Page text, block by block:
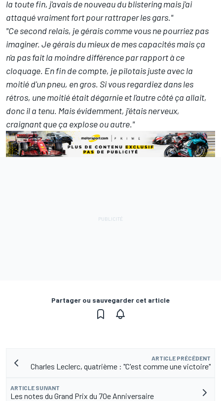
la toute fin, j'avais de nouveau du blistering mais j'ai
attaqué vraiment fort pour rattraper les gars."
"Ce second relais, je gérais comme vous ne pourriez pas
imaginer. Je gérais du mieux de mes capacités mais ça
n'a pas fait la moindre différence par rapport à ce
cloquage. En fin de compte, je pilotais juste avec la
moitié d'un pneu, en gros. Si vous regardiez dans les
rétros, une moitié était dégarnie et l'autre côté ça allait,
donc il a tenu. Mais évidemment, j'étais nerveux,
craignant que ça explose ou autre."
Partager ou sauvegarder cet article
ARTICLE PRÉCÉDENT
Charles Leclerc, quatrième : "C'est comme une victoire"
ARTICLE SUIVANT
Les notes du Grand Prix du 70e Anniversaire